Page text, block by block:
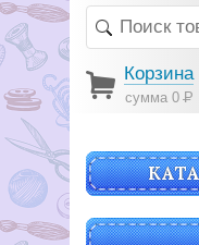
Корзина
сумма 0Р